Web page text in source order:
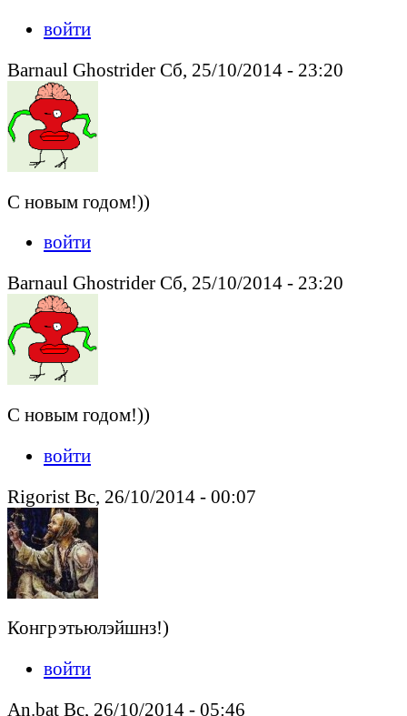
войти
Barnaul Ghostrider Сб, 25/10/2014 - 23:20
С новым годом!))
войти
Barnaul Ghostrider Сб, 25/10/2014 - 23:20
С новым годом!))
войти
Rigorist Вс, 26/10/2014 - 00:07
Конгрэтьюлэйшнз!)
войти
An.bat Вс, 26/10/2014 - 05:46